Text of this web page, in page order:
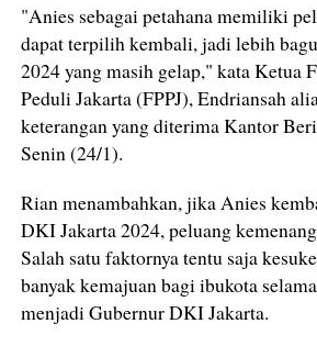
"Anies sebagai petahana memiliki
dapat terpilih kembali, jadi lebih
2024 yang masih gelap," kata Ketua
Peduli Jakarta (FPPJ), Endriansah
keterangan yang diterima Kantor
Senin (24/1).
Rian menambahkan, jika Anies
DKI Jakarta 2024, peluang
Salah satu faktornya tentu saja
banyak kemajuan bagi ibukota
menjadi Gubernur DKI Jakarta.